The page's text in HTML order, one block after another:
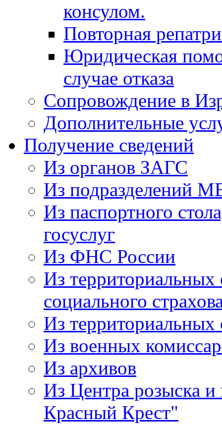
консулом.
Повторная
Юридическая
случае отказа
Сопровождение в
Дополнительные
Получение сведений
Из органов ЗАГС
Из подразделений
Из паспортного
госуслуг
Из ФНС России
Из
социального
Из
Из военных
Из архивов
Из Центра розыска
Красный Крест"